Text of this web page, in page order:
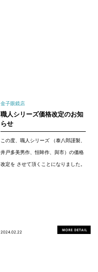
金子眼鏡店
職人シリーズ価格改定のお知
らせ
この度、職人シリーズ （泰八郎謹製、
井戸多美男作、恒眸作、與市）の価格
改定を させて頂くことになりました。
2024.02.22